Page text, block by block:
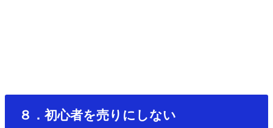
８．初心者を売りにしない